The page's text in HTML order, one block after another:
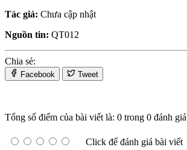
Tác giả: Chưa cập nhật
Nguồn tin: QT012
Chia sẻ:
Facebook Tweet
Tổng số điểm của bài viết là: 0 trong 0 đánh giá
Click để đánh giá bài viết